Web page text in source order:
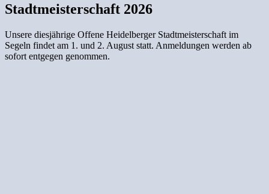
Stadtmeisterschaft 2026
Unsere diesjährige Offene Heidelberger Stadtmeisterschaft im
Segeln findet am 1. und 2. August statt. Anmeldungen werden ab
sofort entgegen genommen.